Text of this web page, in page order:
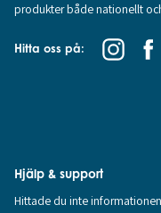
produkter både nationellt
Hitta oss på:
Hjälp & support
Hittade du inte